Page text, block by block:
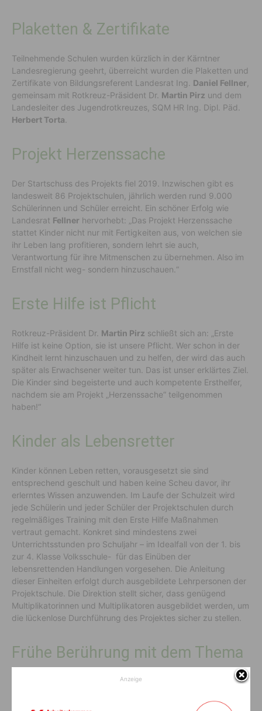
Plaketten & Zertifikate
Teilnehmende Schulen wurden kürzlich in der Kärntner
Landesregierung geehrt, überreicht wurden die Plaketten und
Zertifikate von Bildungsreferent Landesrat Ing. Daniel Fellner
gemeinsam mit Rotkreuz-Präsident Dr. Martin Pirz und dem
Landesleiter des Jugendrotkreuzes, SQM HR Ing. Dipl. Päd.
Herbert Torta
Projekt Herzenssache
Der Startschuss des Projekts fiel 2019. Inzwischen gibt es
landesweit 86 Projektschulen, jährlich werden rund 9.000
Schülerinnen und Schüler erreicht. Ein schöner Erfolg wie
Landesrat Fellner hervorhebt: „Das Projekt Herzenssache
stattet Kinder nicht nur mit Fertigkeiten aus, von welchen sie
ihr Leben lang profitieren, sondern lehrt sie auch,
Verantwortung für ihre Mitmenschen zu übernehmen. Also im
Ernstfall nicht weg- sondern hinzuschauen.“
Erste Hilfe ist Pflicht
Rotkreuz-Präsident Dr. Martin Pirz schließt sich an: „Erste
Hilfe ist keine Option, sie ist unsere Pflicht. Wer schon in der
Kindheit lernt hinzuschauen und zu helfen, der wird das auch
später als Erwachsener weiter tun. Das ist unser erklärtes Ziel.
Die Kinder sind begeisterte und auch kompetente Ersthelfer,
nachdem sie am Projekt „Herzenssache“ teilgenommen
haben!“
Kinder als Lebensretter
Kinder können Leben retten, vorausgesetzt sie sind
entsprechend geschult und haben keine Scheu davor, ihr
erlerntes Wissen anzuwenden. Im Laufe der Schulzeit wird
jede Schülerin und jeder Schüler der Projektschulen durch
regelmäßiges Training mit den Erste Hilfe Maßnahmen
vertraut gemacht. Konkret sind mindestens zwei
Unterrichtsstunden pro Schuljahr – im Idealfall von der 1. bis
zur 4. Klasse Volksschule- für das Einüben der
lebensrettenden Handlungen vorgesehen. Die Anleitung
dieser Einheiten erfolgt durch ausgebildete Lehrpersonen der
Projektschule. Die Direktion stellt sicher, dass genügend
Multiplikatorinnen und Multiplikatoren ausgebildet werden, um
die lückenlose Durchführung des Projektes sicher zu stellen.
Frühe Berührung mit dem Thema
, selbst viele Jahre lang beim Roten
Anzeige